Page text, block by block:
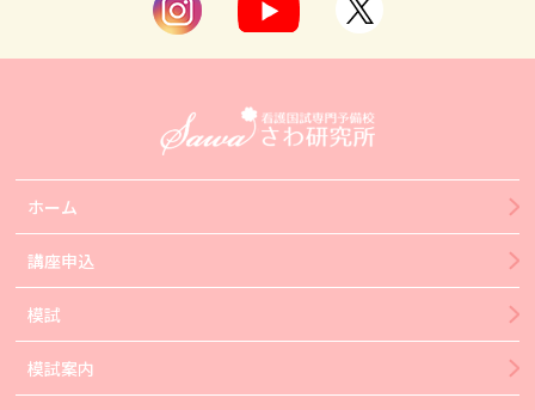
ホーム
講座申込
模試
模試案内